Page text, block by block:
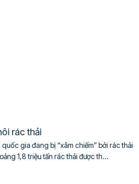
rác thải
gia đang bị “xâm chiếm” bởi rác thải
1,8 triệu tấn rác thải được th...